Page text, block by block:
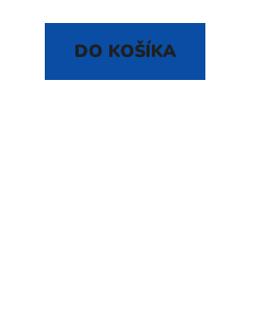
DO KOŠÍKA